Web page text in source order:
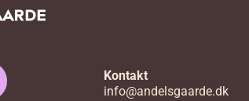
Kontakt
info@andelsgaarde.dk